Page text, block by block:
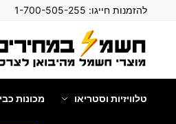
להזמנות חייגו:
טלוויזיות וסטריאו מכונות